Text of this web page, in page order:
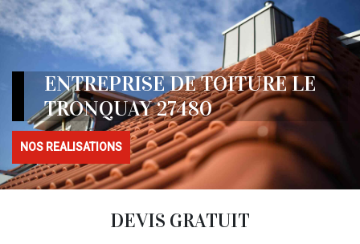
ENTREPRISE DE TOITURE LE
TRONQUAY 27480
NOS REALISATIONS
DEVIS GRATUIT